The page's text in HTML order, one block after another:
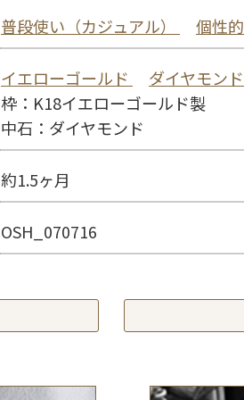
普段使い（カジュアル） 個性的
イエローゴールド
ダイヤモンド
枠：K18イエローゴールド製
中石：ダイヤモンド
約1.5ヶ月
OSH_070716